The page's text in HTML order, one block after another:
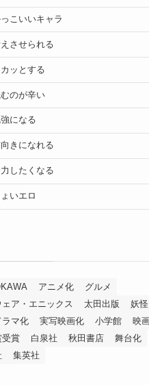
こいいキャラ
させられる
カッとする
のが辛い
になる
きになれる
したくなる
いエロ
アニメ化
グルメ
ェア・エニックス
太田出版
妖怪
ラマ化
実写映画化 小学館
映
受賞
白泉社 秋田書店
舞台化
集英社